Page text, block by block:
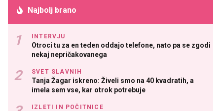
Najbolj brano
INTERVJU
Otroci tu za en teden oddajo telefone, nato pa se zgodi
nekaj nepričakovanega
SVET SLAVNIH
Tanja Žagar iskreno: Živeli smo na 40 kvadratih, a
imela sem vse, kar otrok potrebuje
IZLETI IN POČITNICE